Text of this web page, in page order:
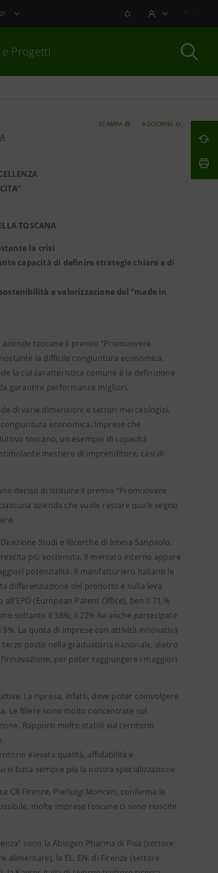
NOTIFICHEAREA UTENTE
e Progetti
STAMPA AGGIORNA
TOSCANA
la crisi
capacità di definire strategie chiare e di
e valorizzazione del “made in
toscane il premio “Promuovere
la difficile congiuntura economica,
la cui caratteristica comune è la definizione
garantire performance migliori.
di varie dimensioni e settori merceologici,
economica. Imprese che
toscano, un esempio di capacità
mestiere di imprenditore, casi di
deciso di istituire il premio “Promuovere
azienda che vuole restare quale segno
Studi e Ricerche di Intesa Sanpaolo,
più sostenuta. Il mercato interno appare
potenzialità. Il manifatturiero italiano le
differenziazione del prodotto e sulla leva
(European Patent Office), ben il 71,%
soltanto il 38%; il 22% ha anche partecipate
La quota di imprese con attività innovativa
posto nella graduatoria nazionale, dietro
per poter raggiungere i maggiori
La ripresa, infatti, deve poter coinvolgere
Le filiere sono molto concentrate sul
Rapporti molto stabili sul territorio
elevata qualità, affidabilità e
basa sempre più la nostra specializzazione.
CR Firenze, Pierluigi Monceri, conferma le
molte imprese toscane ci sono riuscite
sono la Abiogen Pharma di Pisa (settore
alimentare), la EL. EN. di Firenze (settore